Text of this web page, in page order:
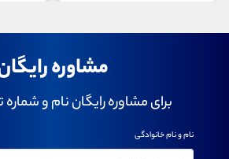
مشاوره
برای مشاوره رایگان نام و شماره
نام و نام خانوادگی